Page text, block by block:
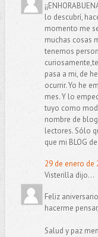
lo descubrí,
momento me
muchas cosas
tenemos
pasa a mi, de
ocurrir. Yo he
mes. Y lo
tuyo como
nombre de
lectores. Sólo
que mi BLOG
29 de enero de
Visterilla dijo...
Feliz
hacerme
Salud y paz